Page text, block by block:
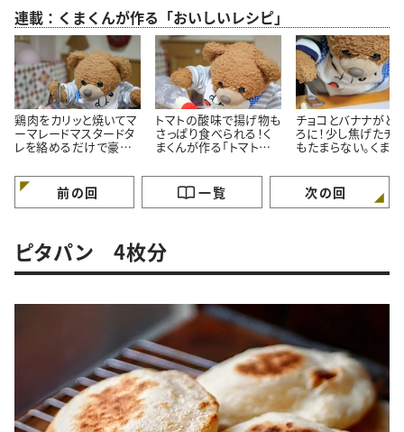
連載：くまくんが作る「おいしいレシピ」
鶏肉をカリッと焼いてマ
ーマレードマスタードタ
レを絡めるだけで豪華
る簡単鶏肉のマーマレ
ードマスタード焼きレシ
トマトの酸味で揚げ物も
さっぱり食べられる！く
まくんが作る「トマトタル
チョコとバナナがと
ろに！少し焦げたチ
もたまらない。くまく
ナ」レシピ
前の回 一覧 次の回
ピタパン 4枚分